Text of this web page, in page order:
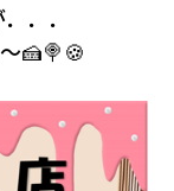
．．
🍰🍭🍪